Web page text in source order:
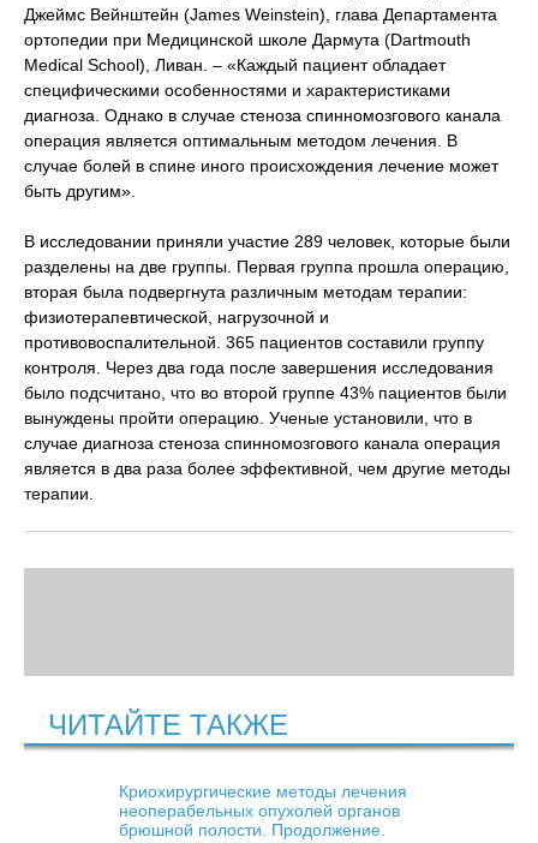
Джеймс Вейнштейн (James Weinstein), глава Департамента
ортопедии при Медицинской школе Дармута (Dartmouth
Medical School), Ливан. – «Каждый пациент обладает
специфическими особенностями и характеристиками
диагноза. Однако в случае стеноза спинномозгового канала
операция является оптимальным методом лечения. В
случае болей в спине иного происхождения лечение может
быть другим».
В исследовании приняли участие 289 человек, которые были
разделены на две группы. Первая группа прошла операцию,
вторая была подвергнута различным методам терапии:
физиотерапевтической, нагрузочной и
противовоспалительной. 365 пациентов составили группу
контроля. Через два года после завершения исследования
было подсчитано, что во второй группе 43% пациентов были
вынуждены пройти операцию. Ученые установили, что в
случае диагноза стеноза спинномозгового канала операция
является в два раза более эффективной, чем другие методы
терапии.
ЧИТАЙТЕ ТАКЖЕ
Криохирургические методы лечения
неоперабельных опухолей органов
брюшной полости. Продолжение.